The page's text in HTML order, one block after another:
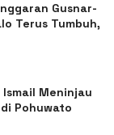
Gusnar-
Terus Tumbuh,
Meninjau
Pohuwato